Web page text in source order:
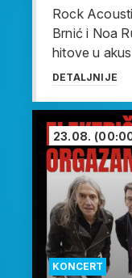
Rock
Brnić i Noa
hitove u
DETALJNIJE
KONCERT
23.08.